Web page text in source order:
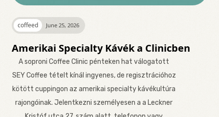
coffeed June 25, 2026
Amerikai Specialty Kávék a Clinicben
A soproni Coffee Clinic pénteken hat válogatott
SEY Coffee tételt kínál ingyenes, de regisztrációhoz
kötött cuppingon az amerikai specialty kávékultúra
rajongóinak. Jelentkezni személyesen a a Leckner